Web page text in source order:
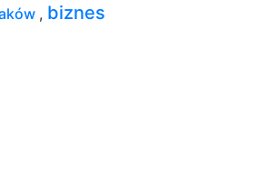
, biznes